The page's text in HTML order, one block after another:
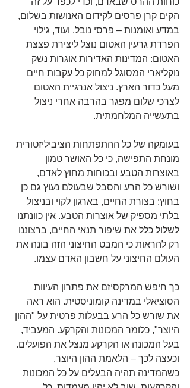
הקים קרן פרסים לקידום האנושות בשלום,
במדע ואומנות – פרסי נובל. ועוד, גילוי
הפרדת גרעין האטום נוצל ליצירת פצצת
האטום: המדינות האדירות אוגרות נשק
נוקליארי המסוגל למחוק כל עקבות חיים
מעל כדור הארץ. ניצול אנרגיית האטום
לצרכי שלום מפגר בהרבה אחרי ניצול
בתעשייה המלחמתית.
בעומקה של כל ההתפתחות הציביליזטורית
מונחת התפישה, כי כל האושר טמון
באוצרות הטבע ובכוחות מחוץ לאדם,
ושורש כל הרע והסבל שבעולם נעוץ גם כן
בחוץ: בצורת החיים, בארגון לקוי ובניצול
בלתי מספיק של אוצרות הטבע. אין כוונתנו
לשלול כלל את שיפור תנאי החיים, ברצוננו
רק להראות כי המבט החיצוני הזה בונה את
העולם החיצוני על חשבון האדם עצמו.
כך חיפש המרקסיזם את פתרון העיוות
הסוציאלי במדינה קומוניסטית. הוא ראה
את שורש כל הרע בבעלות פרטית על "ההון
היוצר", כלומר המכונות והקרקע. המעביד,
בעל המכונה או הקרקע מנצל את הפועלים.
וכעצה לכך – הלאמת ההון היוצר.
כשהמדינה תהיה הבעלים על כל המכונות